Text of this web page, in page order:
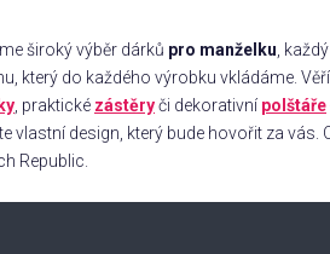
široký výběr dárků pro manželku,
který do každého výrobku vkládáme.
, praktické zástěryči dekorativní polštáře
vlastní design, který bude hovořit za
Republic.